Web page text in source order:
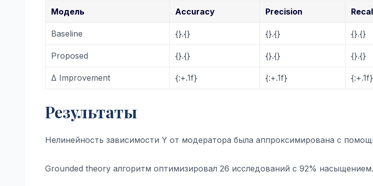
Модель Accuracy Precision
Baseline {}.{} {}.{} {}.{}
Proposed {}.{} {}.{} {}.{}
Δ Improvement {:+.1f} {:+.1f} {:+.1f}
Результаты
Нелинейность зависимости Y от модератора была аппроксимирована с
Grounded theory алгоритм оптимизировал 26 исследований с 92% насыщением.